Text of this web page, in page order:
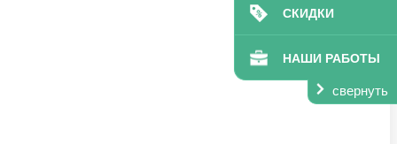
СКИДКИ
НАШИ РАБОТЫ
свернуть